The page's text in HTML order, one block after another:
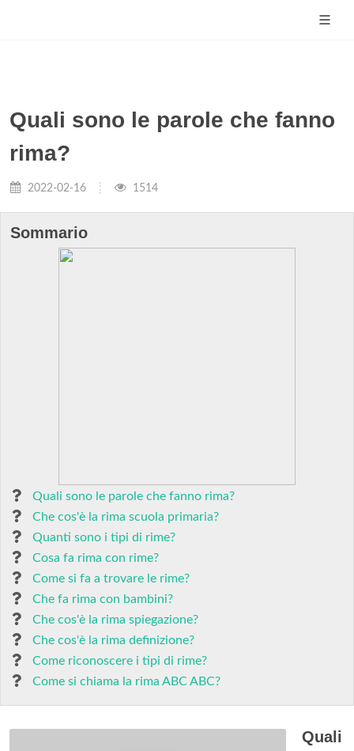
Quali sono le parole che fanno
rima?
2022-02-16 1514
Sommario
Quali sono le parole che fanno rima?
Che cos'è la rima scuola primaria?
Quanti sono i tipi di rime?
Cosa fa rima con rime?
Come si fa a trovare le rime?
Che fa rima con bambini?
Che cos'è la rima spiegazione?
Che cos'è la rima definizione?
Come riconoscere i tipi di rime?
Come si chiama la rima ABC ABC?
Quali